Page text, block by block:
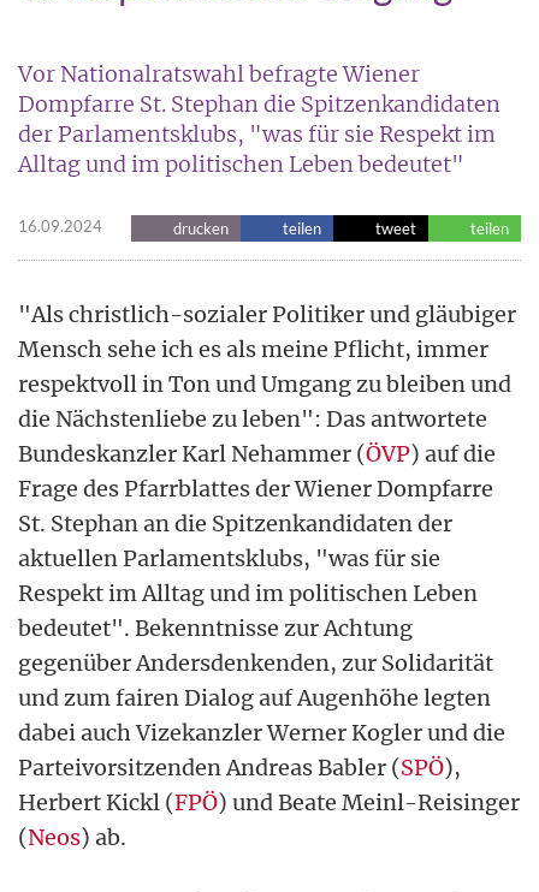
Vor Nationalratswahl befragte Wiener
Dompfarre St. Stephan die Spitzenkandidaten
der Parlamentsklubs, "was für sie Respekt im
Alltag und im politischen Leben bedeutet"
16.09.2024 drucken teilen tweet teilen
"Als christlich-sozialer Politiker und gläubiger
Mensch sehe ich es als meine Pflicht, immer
respektvoll in Ton und Umgang zu bleiben und
die Nächstenliebe zu leben": Das antwortete
Bundeskanzler Karl Nehammer (ÖVP) auf die
Frage des Pfarrblattes der Wiener Dompfarre
St. Stephan an die Spitzenkandidaten der
aktuellen Parlamentsklubs, "was für sie
Respekt im Alltag und im politischen Leben
bedeutet". Bekenntnisse zur Achtung
gegenüber Andersdenkenden, zur Solidarität
und zum fairen Dialog auf Augenhöhe legten
dabei auch Vizekanzler Werner Kogler und die
Parteivorsitzenden Andreas Babler (SPÖ),
Herbert Kickl (FPÖ) und Beate Meinl-Reisinger
(Neos) ab.